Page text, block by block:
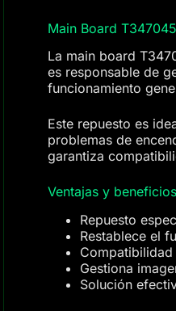
Main Board
La main board
es responsable de
funcionamiento
Este repuesto es
problemas de
garantiza
Ventajas y beneficios
Repuesto
Restablece el
Gestiona
Solución